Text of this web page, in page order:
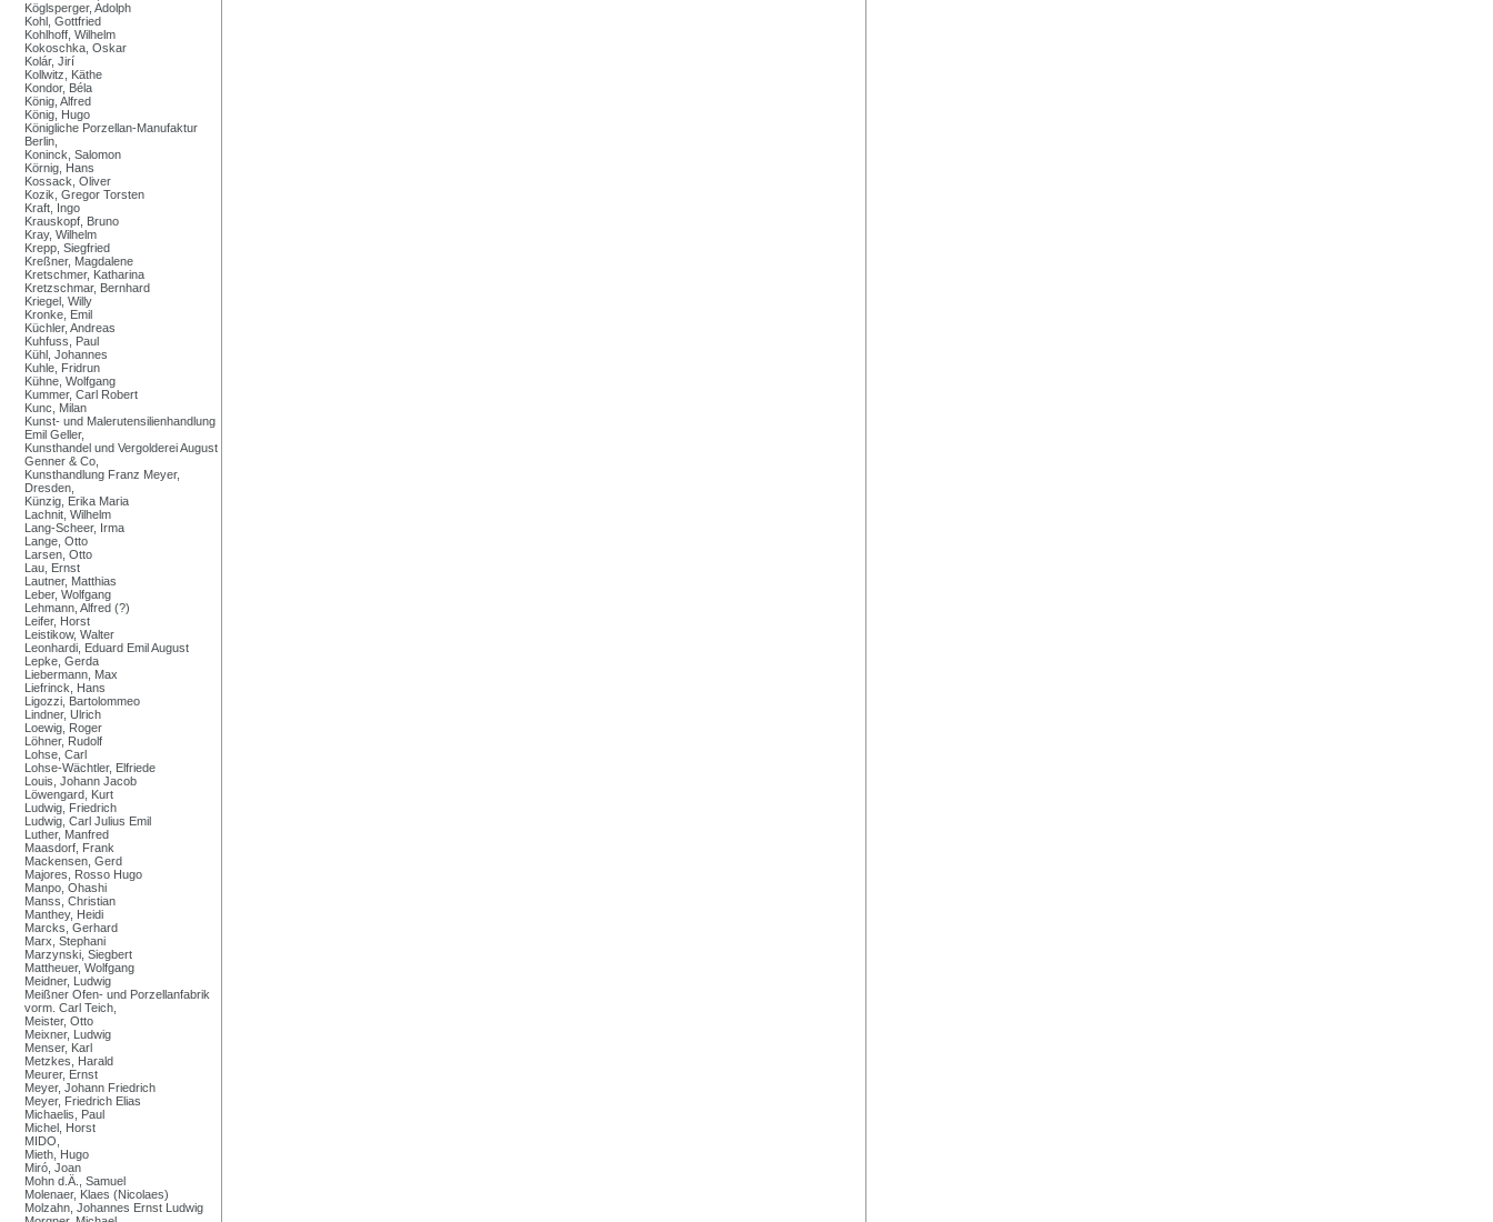
Köglsperger, Adolph
Kohl, Gottfried
Kohlhoff, Wilhelm
Kokoschka, Oskar
Kolár, Jirí
Kollwitz, Käthe
Kondor, Béla
König, Alfred
König, Hugo
Königliche Porzellan-Manufaktur
Berlin,
Koninck, Salomon
Körnig, Hans
Kossack, Oliver
Kozik, Gregor Torsten
Kraft, Ingo
Krauskopf, Bruno
Kray, Wilhelm
Krepp, Siegfried
Kreßner, Magdalene
Kretschmer, Katharina
Kretzschmar, Bernhard
Kriegel, Willy
Kronke, Emil
Küchler, Andreas
Kuhfuss, Paul
Kühl, Johannes
Kuhle, Fridrun
Kühne, Wolfgang
Kummer, Carl Robert
Kunc, Milan
Kunst- und Malerutensilienhandlung
Emil Geller,
Kunsthandel und Vergolderei August
Genner & Co,
Kunsthandlung Franz Meyer,
Dresden,
Künzig, Erika Maria
Lachnit, Wilhelm
Lang-Scheer, Irma
Lange, Otto
Larsen, Otto
Lau, Ernst
Lautner, Matthias
Leber, Wolfgang
Lehmann, Alfred (?)
Leifer, Horst
Leistikow, Walter
Leonhardi, Eduard Emil August
Lepke, Gerda
Liebermann, Max
Liefrinck, Hans
Ligozzi, Bartolommeo
Lindner, Ulrich
Loewig, Roger
Löhner, Rudolf
Lohse, Carl
Lohse-Wächtler, Elfriede
Louis, Johann Jacob
Löwengard, Kurt
Ludwig, Friedrich
Ludwig, Carl Julius Emil
Luther, Manfred
Maasdorf, Frank
Mackensen, Gerd
Majores, Rosso Hugo
Manpo, Ohashi
Manss, Christian
Manthey, Heidi
Marcks, Gerhard
Marx, Stephani
Marzynski, Siegbert
Mattheuer, Wolfgang
Meidner, Ludwig
Meißner Ofen- und Porzellanfabrik
vorm. Carl Teich,
Meister, Otto
Meixner, Ludwig
Menser, Karl
Metzkes, Harald
Meurer, Ernst
Meyer, Johann Friedrich
Meyer, Friedrich Elias
Michaelis, Paul
Michel, Horst
MIDO,
Mieth, Hugo
Miró, Joan
Mohn d.Ä., Samuel
Molenaer, Klaes (Nicolaes)
Molzahn, Johannes Ernst Ludwig